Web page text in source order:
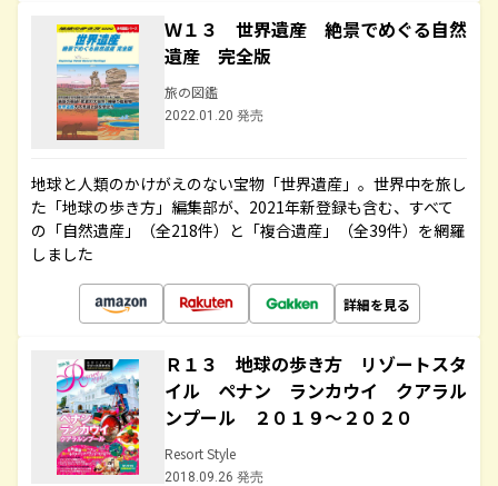
Ｗ１３ 世界遺産 絶景でめぐる自然
遺産 完全版
旅の図鑑
2022.01.20 発売
地球と人類のかけがえのない宝物「世界遺産」。世界中を旅し
た「地球の歩き方」編集部が、2021年新登録も含む、すべて
の「自然遺産」（全218件）と「複合遺産」（全39件）を網羅
しました
詳細を見る
Ｒ１３ 地球の歩き方 リゾートスタ
イル ペナン ランカウイ クアラル
ンプール ２０１９～２０２０
Resort Style
2018.09.26 発売